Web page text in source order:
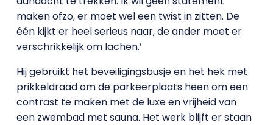
maken ofzo, er moet wel een twist in zitten. De
één kijkt er heel serieus naar, de ander moet er
verschrikkelijk om lachen.’
Hij gebruikt het beveiligingsbusje en het hek met
prikkeldraad om de parkeerplaats heen om een
contrast te maken met de luxe en vrijheid van
een zwembad met sauna. Het werk blijft er staan